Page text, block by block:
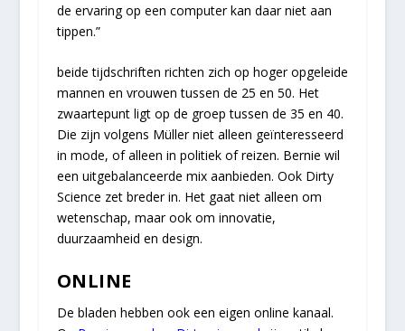
de ervaring op een computer kan daar niet aan
tippen.”
beide tijdschriften richten zich op hoger opgeleide
mannen en vrouwen tussen de 25 en 50. Het
zwaartepunt ligt op de groep tussen de 35 en 40.
Die zijn volgens Müller niet alleen geïnteresseerd
in mode, of alleen in politiek of reizen. Bernie wil
een uitgebalanceerde mix aanbieden. Ook Dirty
Science zet breder in. Het gaat niet alleen om
wetenschap, maar ook om innovatie,
duurzaamheid en design.
ONLINE
De bladen hebben ook een eigen online kanaal.